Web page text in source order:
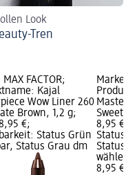
Look
Tren
FACTOR;
Kajal
Wow Liner 260
Brown, 1,2 g;
€;
Status Grün
Status Grau dm
Marke:
Sweet
8,95 €;
Status
Status
wählen
8,95 €